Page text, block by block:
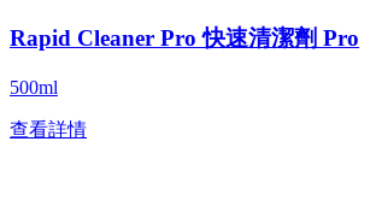
Rapid Cleaner Pro 快速清潔劑 Pro
500ml
查看詳情